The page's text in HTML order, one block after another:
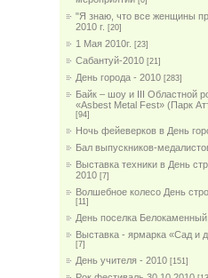
"Я знаю, что все женщины
2010 г. [20]
1 Мая 2010г. [23]
Сабантуй-2010 [21]
День города - 2010 [283]
Байк – шоу и III Областной
«Asbest Metal Fest» (Парк
[94]
Ночь фейеверков в День
Бал выпускников-
Выставка техники в День
2010 [7]
Волшебное колесо День
[11]
День поселка Белокаменный
Выставка - ярмарка «Сад и
[7]
День учителя - 2010 [151]